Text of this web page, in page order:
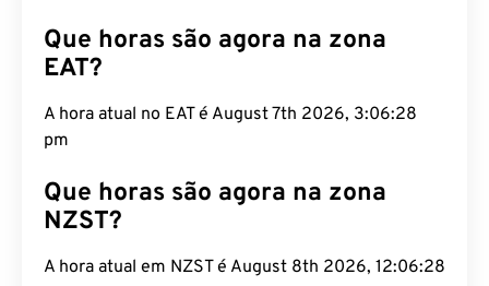
Que horas são agora na zona
EAT?
A hora atual no EAT é August 7th 2026, 3:06:29
pm
Que horas são agora na zona
NZST?
A hora atual em NZST é August 8th 2026, 12:06:29